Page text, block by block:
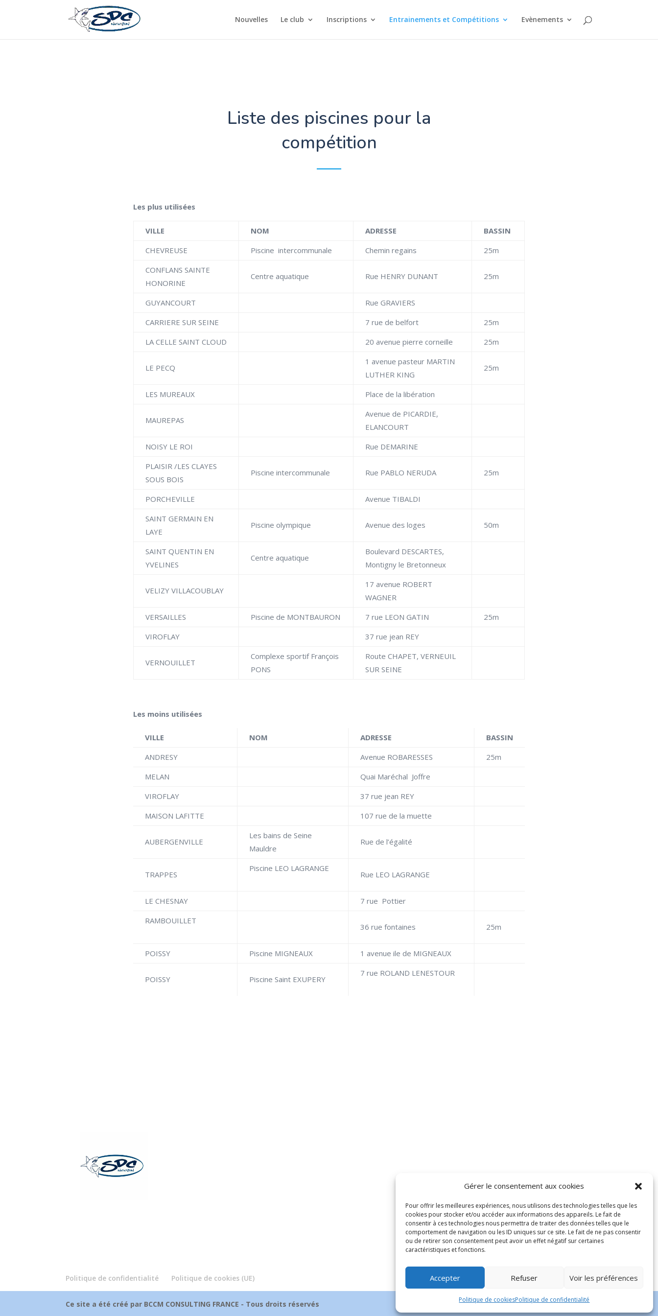
Gérer le consentement aux cookies
Pour offrir les meilleures expériences, nous utilisons des technologies telles que les
cookies pour stocker et/ou accéder aux informations des appareils. Le fait de
consentir à ces technologies nous permettra de traiter des données telles que le
comportement de navigation ou les ID uniques sur ce site. Le fait de ne pas consentir
ou de retirer son consentement peut avoir un effet négatif sur certaines
caractéristiques et fonctions.
Accepter Refuser Voir les préférences
Politique de cookiesPolitique de confidentialité
Nouvelles Le club Inscriptions Entrainements et Compétitions Evènements
Liste des piscines pour la
compétition
Les plus utilisées
VILLE NOM ADRESSE
BASSIN
CHEVREUSE
Piscine intercommunale Chemin regains
25m
CONFLANS SAINTE
HONORINE
Centre aquatique Rue HENRY DUNANT 25m
GUYANCOURT
Rue GRAVIERS
CARRIERE SUR SEINE
7 rue de belfort
25m
LA CELLE SAINT CLOUD
20 avenue pierre corneille 25m
LE PECQ
1 avenue pasteur MARTIN
LUTHER KING
25m
LES MUREAUX Place de la libération
MAUREPAS
Avenue de PICARDIE,
ELANCOURT
NOISY LE ROI
Rue DEMARINE
PLAISIR /LES CLAYES
SOUS BOIS
Piscine intercommunale Rue PABLO NERUDA 25m
PORCHEVILLE
Avenue TIBALDI
SAINT GERMAIN EN
LAYE
Piscine olympique Avenue des loges 50m
SAINT QUENTIN EN
YVELINES
Centre aquatique
Boulevard DESCARTES,
Montigny le Bretonneux
VELIZY VILLACOUBLAY
17 avenue ROBERT
WAGNER
VERSAILLES
Piscine de MONTBAURON 7 rue LEON GATIN
25m
VIROFLAY
37 rue jean REY
VERNOUILLET
Complexe sportif François
PONS
Route CHAPET, VERNEUIL
SUR SEINE
Les moins utilisées
VILLE NOM ADRESSE
BASSIN
ANDRESY
Avenue ROBARESSES
25m
MELAN
Quai Maréchal Joffre
VIROFLAY
37 rue jean REY
MAISON LAFITTE
107 rue de la muette
AUBERGENVILLE
Les bains de Seine
Mauldre
Rue de l’égalité
TRAPPES
Piscine LEO LAGRANGE
Rue LEO LAGRANGE
LE CHESNAY
7 rue Pottier
RAMBOUILLET
36 rue fontaines 25m
POISSY Piscine MIGNEAUX 1 avenue ile de MIGNEAUX
POISSY Piscine Saint EXUPERY
7 rue ROLAND LENESTOUR
Politique de confidentialité Politique de cookies (UE)
Ce site a été créé par BCCM CONSULTING FRANCE - Tous droits réservés